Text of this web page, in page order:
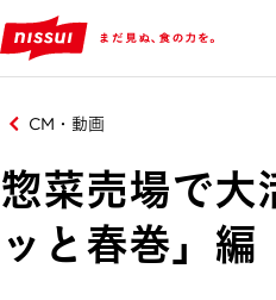
CM・動画
惣菜売場で大
ッと春巻」編